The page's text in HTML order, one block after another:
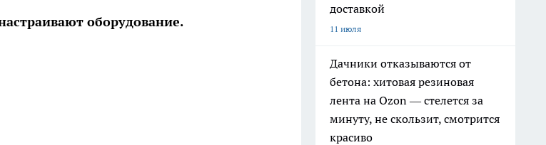
оборудование.
доставкой
11 июля
Дачники отказываются от
бетона: хитовая резиновая
лента на Ozon — стелется за
минуту, не скользит, смотрится
красиво